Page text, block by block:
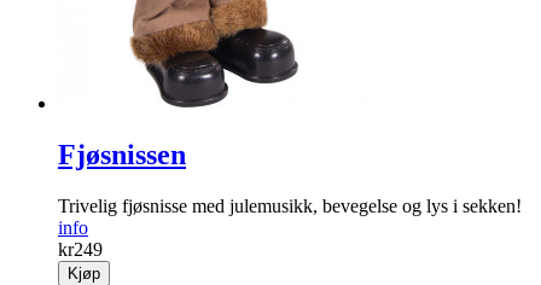
Fjøsnissen
Trivelig fjøsnisse med jule­musikk, bevegelse og lys i sekken!
info
kr249
Kjøp